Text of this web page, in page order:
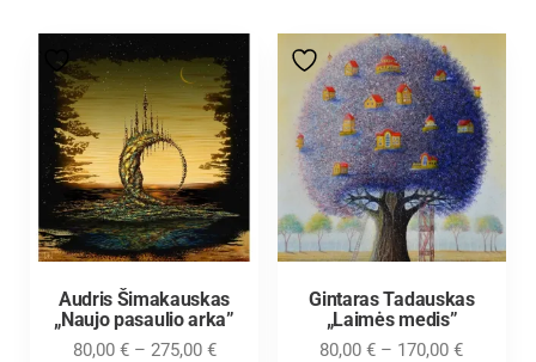
Audris Šimakauskas
„Naujo pasaulio arka”
80,00 € – 275,00 €
Gintaras Tadauskas
„Laimės medis”
80,00€ – 170,00€